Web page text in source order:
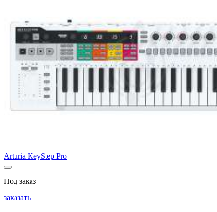
Arturia KeyStep Pro
Под заказ
заказать